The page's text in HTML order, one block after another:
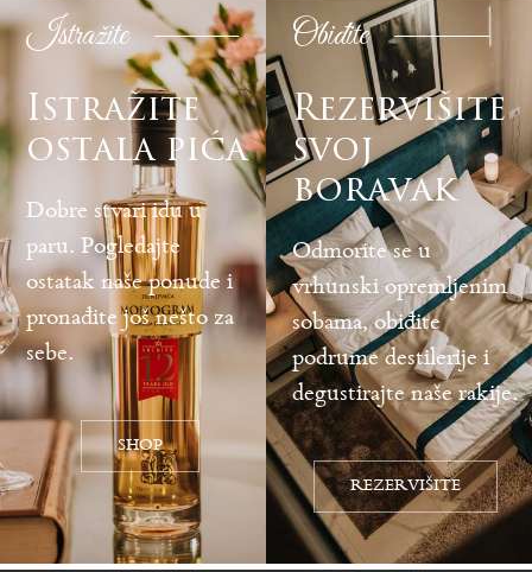
Istražite
Istražite
ostala pića
Dobre stvari idu u
paru. Pogledajte
ostatak naše ponude i
pronađite još nešto za
sebe.
SHOP
Obiđite
Rezervišite
svoj
boravak
Odmorite se u
vrhunski opremljenim
sobama, obiđite
podrume destilerije i
degustirajte naše rakije.
REZERVIŠITE